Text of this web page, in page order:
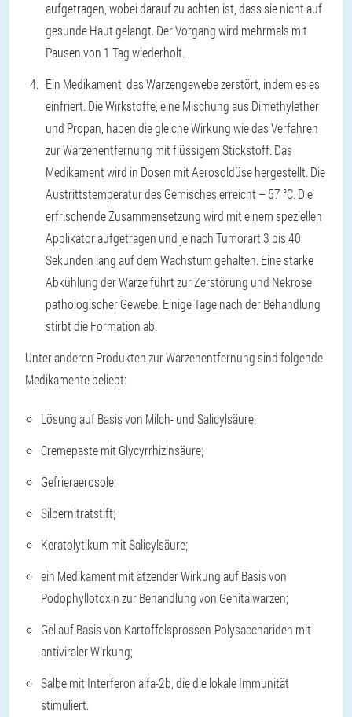
aufgetragen, wobei darauf zu achten ist, dass sie nicht auf
gesunde Haut gelangt. Der Vorgang wird mehrmals mit
Pausen von 1 Tag wiederholt.
Ein Medikament, das Warzengewebe zerstört, indem es es
einfriert. Die Wirkstoffe, eine Mischung aus Dimethylether
und Propan, haben die gleiche Wirkung wie das Verfahren
zur Warzenentfernung mit flüssigem Stickstoff. Das
Medikament wird in Dosen mit Aerosoldüse hergestellt. Die
Austrittstemperatur des Gemisches erreicht – 57 °C. Die
erfrischende Zusammensetzung wird mit einem speziellen
Applikator aufgetragen und je nach Tumorart 3 bis 40
Sekunden lang auf dem Wachstum gehalten. Eine starke
Abkühlung der Warze führt zur Zerstörung und Nekrose
pathologischer Gewebe. Einige Tage nach der Behandlung
stirbt die Formation ab.
Unter anderen Produkten zur Warzenentfernung sind folgende
Medikamente beliebt:
Lösung auf Basis von Milch- und Salicylsäure;
Cremepaste mit Glycyrrhizinsäure;
Gefrieraerosole;
Silbernitratstift;
Keratolytikum mit Salicylsäure;
ein Medikament mit ätzender Wirkung auf Basis von
Podophyllotoxin zur Behandlung von Genitalwarzen;
Gel auf Basis von Kartoffelsprossen-Polysacchariden mit
antiviraler Wirkung;
Salbe mit Interferon alfa-2b, die die lokale Immunität
stimuliert.